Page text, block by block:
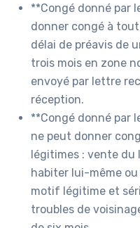
**Congé donné par
donner congé à
délai de préavis de
trois mois en zone
envoyé par lettre
réception.
**Congé donné par
ne peut donner
légitimes : vente du
habiter lui-même
motif légitime et
troubles de